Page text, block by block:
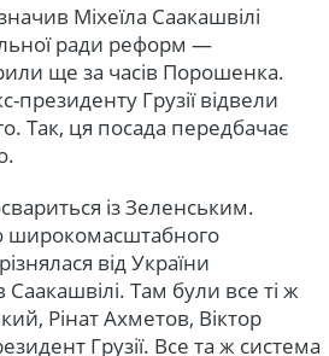
Міхеїла Саакашвілі
ради реформ —
ще за часів Порошенка.
президенту Грузії відвели
Так, ця посада передбачає
із Зеленським.
широкомасштабного
від України
Там були все ті ж
Рінат Ахметов, Віктор
Грузії. Все та ж система